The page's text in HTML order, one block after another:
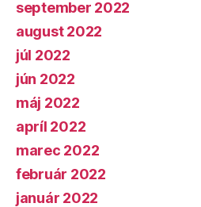
september 2022
august 2022
júl 2022
jún 2022
máj 2022
apríl 2022
marec 2022
február 2022
január 2022